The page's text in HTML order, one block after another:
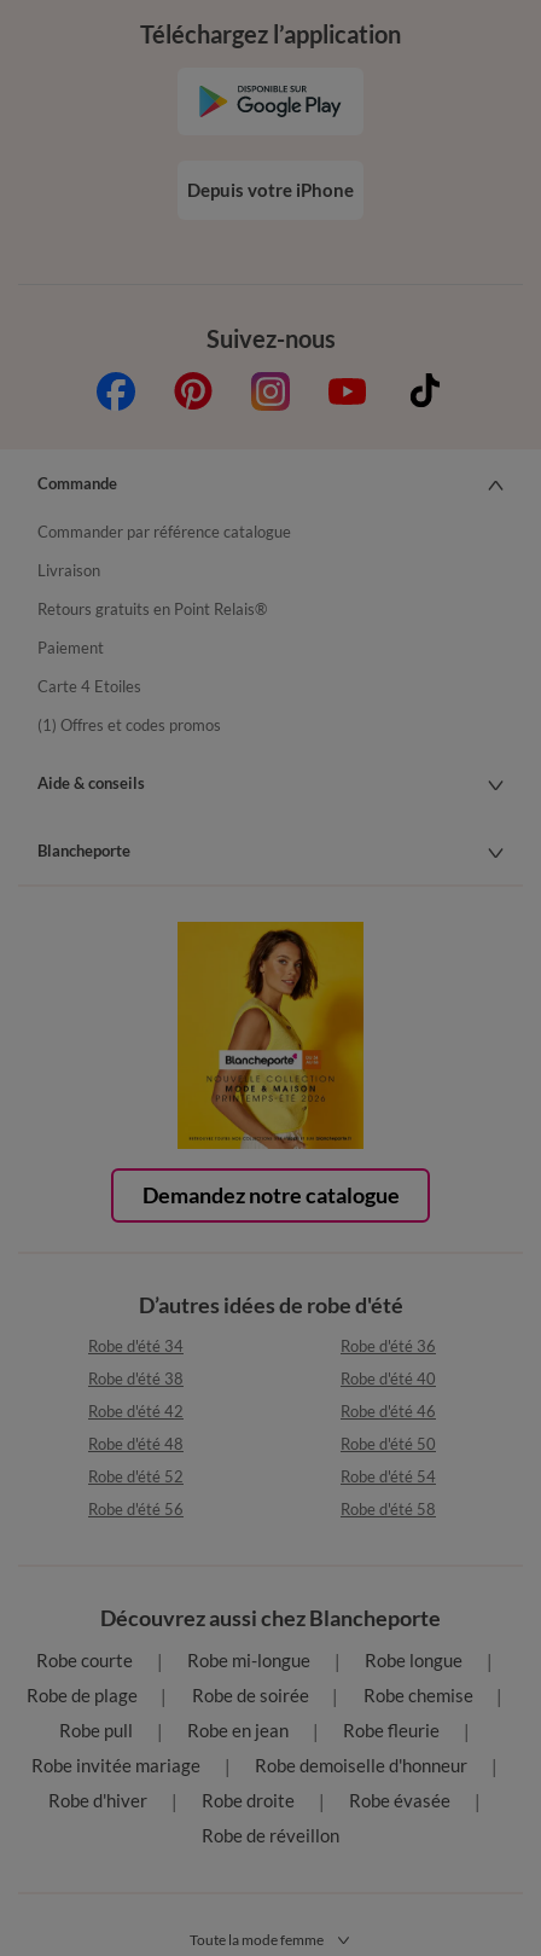
Suivez-nous
Téléchargez l’application
Depuis votre iPhone
Demandez notre catalogue
Commande
Commander par référence catalogue
Livraison
Retours gratuits en Point Relais®
Paiement
Carte 4 Etoiles
(1) Offres et codes promos
Aide & conseils
Blancheporte
D’autres idées de robe d'été
Robe d'été 34
Robe d'été 36
Robe d'été 38
Robe d'été 40
Robe d'été 42
Robe d'été 46
Robe d'été 48
Robe d'été 50
Robe d'été 52
Robe d'été 54
Robe d'été 56
Robe d'été 58
Découvrez aussi chez Blancheporte
Robe courte Robe mi-longue
Robe longue
Robe de plage
Robe de soirée
Robe chemise
Robe pull
Robe en jean
Robe fleurie
Robe invitée mariage
Robe demoiselle d'honneur
Robe d'hiver
Robe droite
Robe évasée
Robe de réveillon
Toute la mode femme